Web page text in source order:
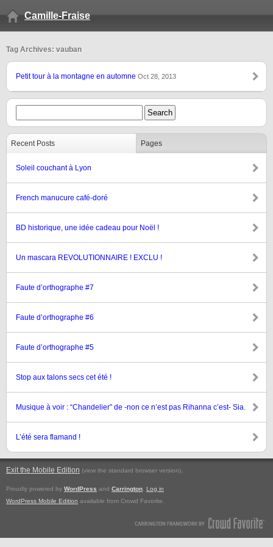
Camille-Fraise
Tag Archives: vauban
Petit tour à la montagne en automne Oct 28, 2013
Recent Posts Pages
Soleil couchant à Lyon
French manucure café-doré
BD historique, une idée cadeau pour Noël !
Un mascara REVOLUTIONNAIRE ! EXCLU !
Faute d’orthographe #7
Faute d’orthographe #6
Faute d’orthographe #5
Stop aux talons secs cet été !
Musique à voir : “Chandelier” de -non ce n’est pas Rihanna c’est- Sia.
L’été sera flamand !
Exit the Mobile Edition (view the standard browser version).
Proudly powered by WordPress and Carrington
Log in
WordPress Mobile Edition available from Crowd Favorite.